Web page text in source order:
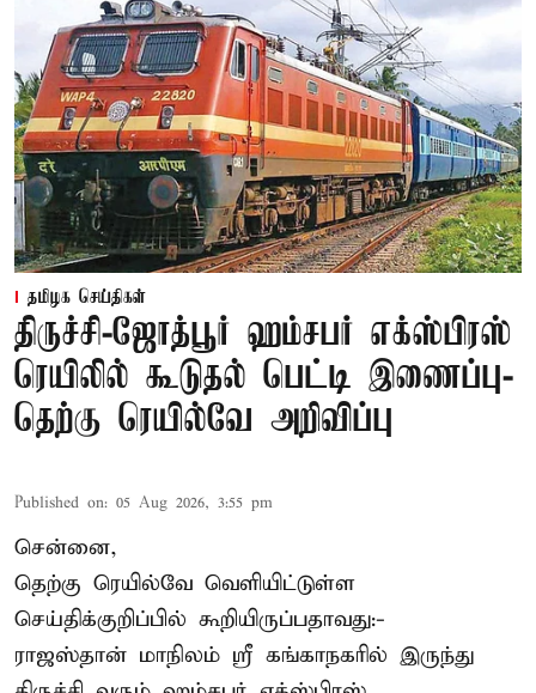
தமிழக செய்திகள்
திருச்சி-ஜோத்பூர் ஹம்சபர் எக்ஸ்பிரஸ்
ரெயிலில் கூடுதல் பெட்டி இணைப்பு-
தெற்கு ரெயில்வே அறிவிப்பு
Published on: 05 Aug 2026, 3:55 pm
சென்னை,
தெற்கு ரெயில்வே வெளியிட்டுள்ள
செய்திக்குறிப்பில் கூறியிருப்பதாவது:-
ராஜஸ்தான் மாநிலம் ஸ்ரீ கங்காநகரில் இருந்து